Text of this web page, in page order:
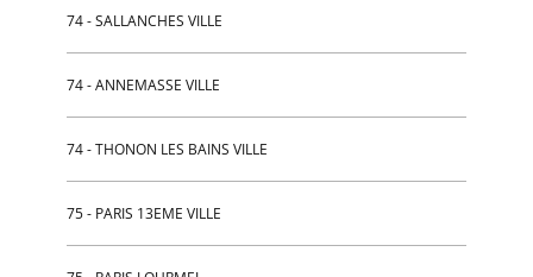
74 - SALLANCHES VILLE
74 - ANNEMASSE VILLE
74 - THONON LES BAINS VILLE
75 - PARIS 13EME VILLE